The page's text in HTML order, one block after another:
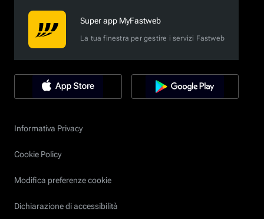
Super app MyFastweb
La tua finestra per gestire i servizi Fastweb
Informativa Privacy
Cookie Policy
Modifica preferenze cookie
Dichiarazione di accessibilità